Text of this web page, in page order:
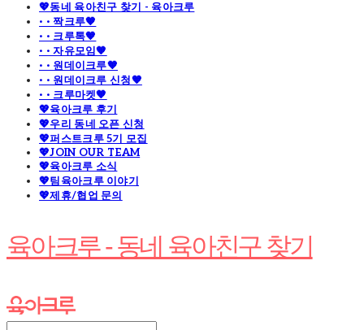
💖동네 육아친구 찾기 - 육아크루
· · 짝크루🧡
· · 크루톡🧡
· · 자유모임🧡
· · 원데이크루🧡
· · 원데이크루 신청🧡
· · 크루마켓🧡
💖육아크루 후기
💖우리 동네 오픈 신청
💖퍼스트크루 5기 모집
💖JOIN OUR TEAM
💖육아크루 소식
💖팀육아크루 이야기
💖제휴/협업 문의
육아크루 - 동네 육아친구 찾기